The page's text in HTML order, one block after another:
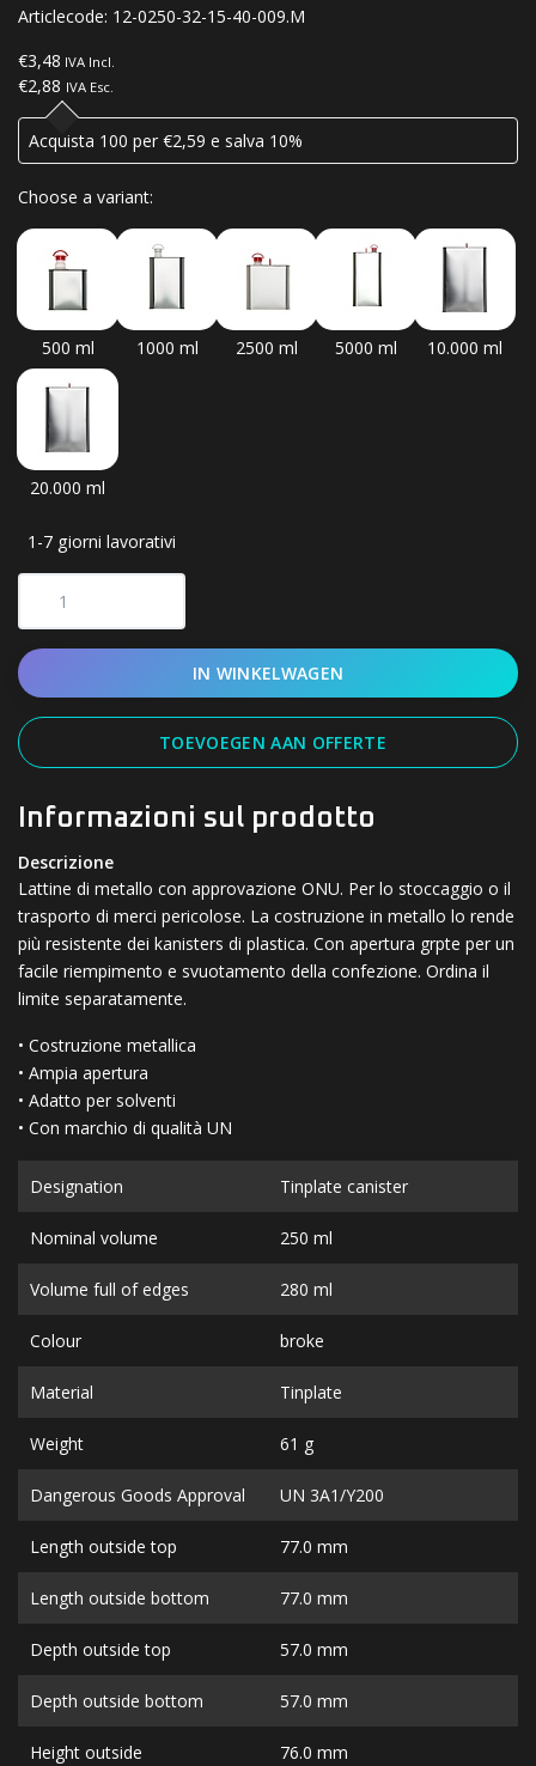
Articlecode: 12-0250-32-15-40-009.M
€3,48 IVA Incl.
€2,88 IVA Esc.
Acquista 100 per €2,59 e salva 10%
Choose a variant:
500 ml 1000 ml 2500 ml 5000 ml 10.000 ml
20.000 ml
1-7 giorni lavorativi
IN WINKELWAGEN
TOEVOEGEN AAN OFFERTE
Informazioni sul prodotto
Descrizione
Lattine di metallo con approvazione ONU. Per lo stoccaggio o il
trasporto di merci pericolose. La costruzione in metallo lo rende
più resistente dei kanisters di plastica. Con apertura grpte per un
facile riempimento e svuotamento della confezione. Ordina il
limite separatamente.
• Costruzione metallica
• Ampia apertura
• Adatto per solventi
• Con marchio di qualità UN
Designation Tinplate canister
Nominal volume 250 ml
Volume full of edges 280 ml
Colour broke
Material Tinplate
Weight 61 g
Dangerous Goods Approval UN 3A1/Y200
Length outside top 77.0 mm
Length outside bottom 77.0 mm
Depth outside top 57.0 mm
Depth outside bottom 57.0 mm
Height outside 76.0 mm